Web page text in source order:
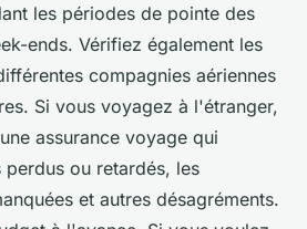
les périodes de pointe des
ends. Vérifiez également les
compagnies aériennes
Si vous voyagez à l'étranger,
assurance voyage qui
ou retardés, les
et autres désagréments.